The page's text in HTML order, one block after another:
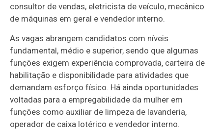
consultor de vendas, eletricista de veículo, mecânico
de máquinas em geral e vendedor interno.
As vagas abrangem candidatos com níveis
fundamental, médio e superior, sendo que algumas
funções exigem experiência comprovada, carteira de
habilitação e disponibilidade para atividades que
demandam esforço físico. Há ainda oportunidades
voltadas para a empregabilidade da mulher em
funções como auxiliar de limpeza de lavanderia,
operador de caixa lotérico e vendedor interno.